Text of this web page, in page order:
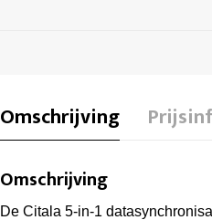
Omschrijving
Omschrijving
De Citala 5-in-1